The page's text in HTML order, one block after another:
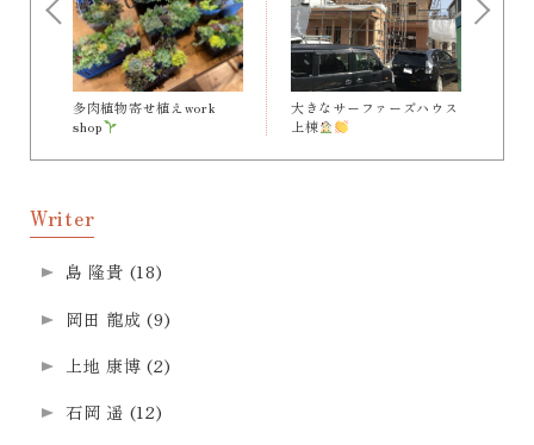
多肉植物寄せ植えwork
shop
大きなサーファーズハウス
上棟
Writer
島 隆貴 (18)
岡田 龍成 (9)
上地 康博 (2)
石岡 遥 (12)